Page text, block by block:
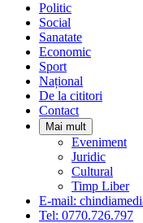
Politic
Social
Sanatate
Economic
Sport
Național
De la cititori
Contact
Mai mult
Eveniment
Juridic
Cultural
Timp Liber
E-mail:
Tel: 0770.726.797